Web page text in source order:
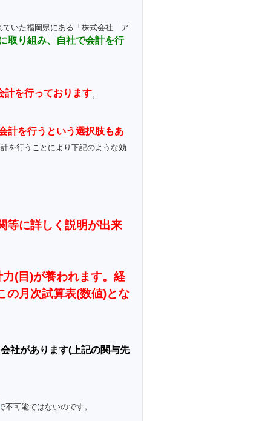
ていた福岡県にある「株式会社 ア
取り組み、自社で会計を行
計を行っております。
計を行うという選択肢もあ
を行うことにより下記のような効
等に詳しく説明が出来
(目)が養われます。経
の月次試算表(数値)とな
社があります(上記の関与先
不可能ではないのです。